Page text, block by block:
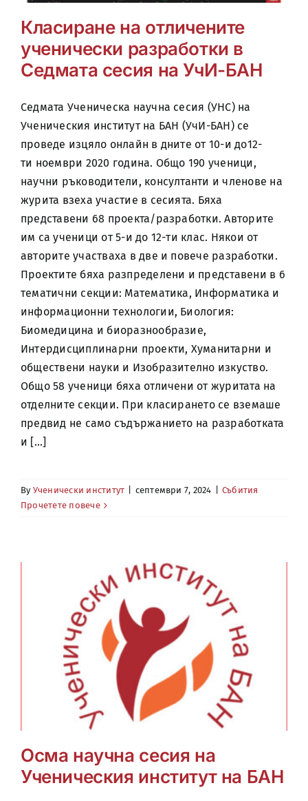
Класиране на отличените
ученически разработки в
Седмата сесия на УчИ-БАН
Седмата Ученическа научна сесия (УНС) на
Ученическия институт на БАН (УчИ-БАН) се
проведе изцяло онлайн в дните от 10-и до12-
ти ноември 2020 година. Общо 190 ученици,
научни ръководители, консултанти и членове на
журита взеха участие в сесията. Бяха
представени 68 проекта/разработки. Авторите
им са ученици от 5-и до 12-ти клас. Някои от
авторите участваха в две и повече разработки.
Проектите бяха разпределени и представени в 6
тематични секции: Математика, Информатика и
информационни технологии, Биология:
Биомедицина и биоразнообразие,
Интердисциплинарни проекти, Хуманитарни и
обществени науки и Изобразително изкуство.
Общо 58 ученици бяха отличени от журитата на
отделните секции. При класирането се вземаше
предвид не само съдържанието на разработката
и [...]
By Ученически институт септември 7, 2024
Събития
Прочетете повече
Осма научна сесия на
Ученическия институт на БАН